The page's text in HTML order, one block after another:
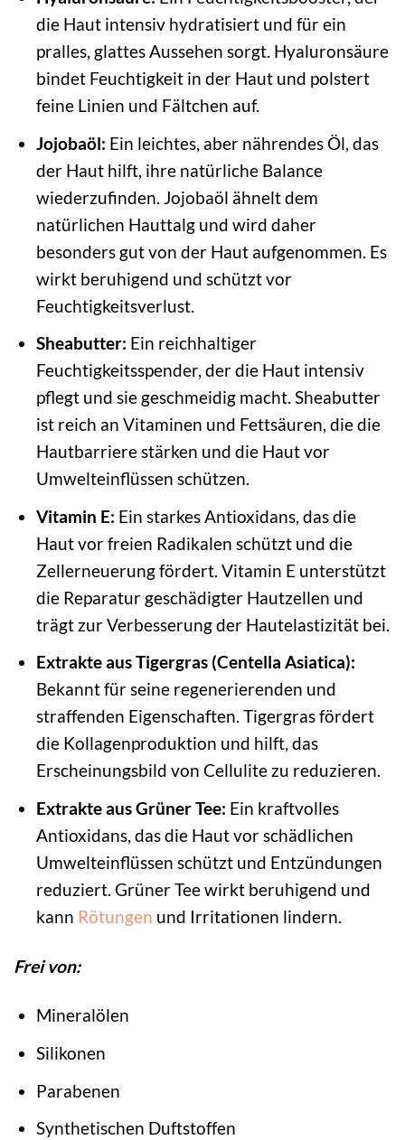
die Haut intensiv hydratisiert und für ein
pralles, glattes Aussehen sorgt. Hyaluronsäure
bindet Feuchtigkeit in der Haut und polstert
feine Linien und Fältchen auf.
Jojobaöl: Ein leichtes, aber nährendes Öl, das
der Haut hilft, ihre natürliche Balance
wiederzufinden. Jojobaöl ähnelt dem
natürlichen Hauttalg und wird daher
besonders gut von der Haut aufgenommen. Es
wirkt beruhigend und schützt vor
Feuchtigkeitsverlust.
Sheabutter: Ein reichhaltiger
Feuchtigkeitsspender, der die Haut intensiv
pflegt und sie geschmeidig macht. Sheabutter
ist reich an Vitaminen und Fettsäuren, die die
Hautbarriere stärken und die Haut vor
Umwelteinflüssen schützen.
Vitamin E: Ein starkes Antioxidans, das die
Haut vor freien Radikalen schützt und die
Zellerneuerung fördert. Vitamin E unterstützt
die Reparatur geschädigter Hautzellen und
trägt zur Verbesserung der Hautelastizität bei.
Extrakte aus Tigergras (Centella Asiatica):
Bekannt für seine regenerierenden und
straffenden Eigenschaften. Tigergras fördert
die Kollagenproduktion und hilft, das
Erscheinungsbild von Cellulite zu reduzieren.
Extrakte aus Grüner Tee: Ein kraftvolles
Antioxidans, das die Haut vor schädlichen
Umwelteinflüssen schützt und Entzündungen
reduziert. Grüner Tee wirkt beruhigend und
kann Rötungen und Irritationen lindern.
Frei von:
Mineralölen
Silikonen
Parabenen
Synthetischen Duftstoffen